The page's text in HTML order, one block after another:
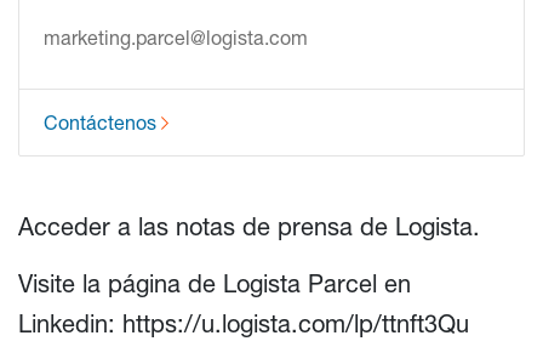
marketing.parcel@logista.com
Contáctenos
Acceder a las notas de prensa de Logista.
Visite la página de Logista Parcel en
Linkedin: https://u.logista.com/lp/ttnft3Qu